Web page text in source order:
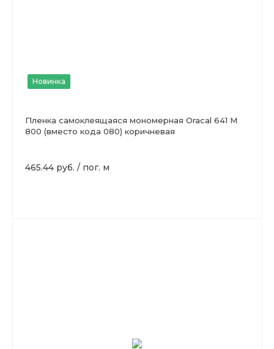
Новинка
Пленка самоклеящаяся мономерная Oracal 641 M
800 (вместо кода 080) коричневая
465.44 руб. / пог. м